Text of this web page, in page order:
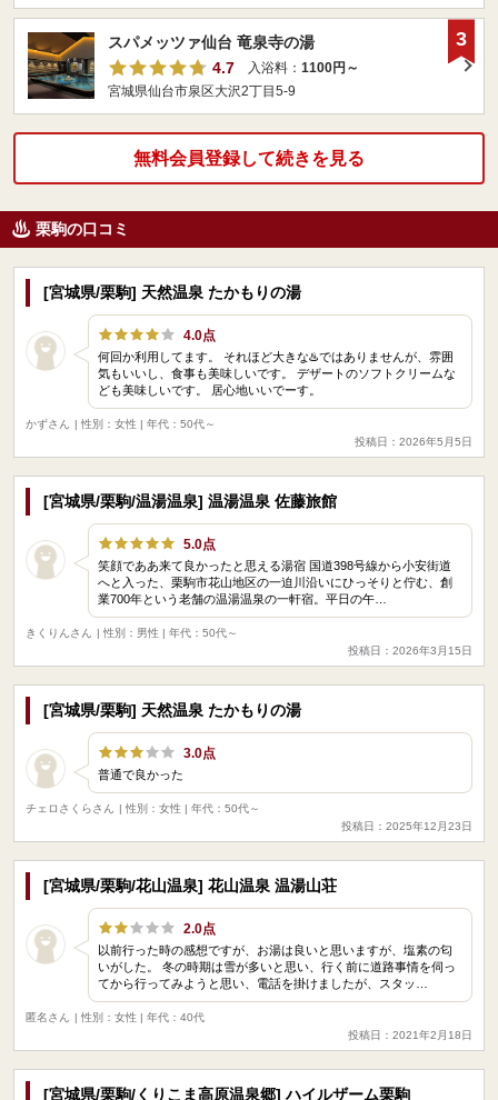
スパメッツァ仙台 竜泉寺の湯
4.7
入浴料： 1100円～
宮城県仙台市泉区大沢2丁目5-9
3
無料会員登録して続きを見る
栗駒の口コミ
[宮城県/栗駒] 天然温泉 たかもりの湯
4.0点
何回か利用してます。 それほど大きな♨️ではありませんが、雰囲
気もいいし、食事も美味しいです。 デザートのソフトクリームな
ども美味しいです。 居心地いいでーす。
かずさん
| 性別：女性 | 年代：50代～
投稿日：2026年5月5日
[宮城県/栗駒/温湯温泉] 温湯温泉 佐藤旅館
5.0点
笑顔でああ来て良かったと思える湯宿 国道398号線から小安街道
へと入った、栗駒市花山地区の一迫川沿いにひっそりと佇む、創
業700年という老舗の温湯温泉の一軒宿。平日の午…
きくりんさん
| 性別：男性 | 年代：50代～
投稿日：2026年3月15日
[宮城県/栗駒] 天然温泉 たかもりの湯
3.0点
普通で良かった
チェロさくらさん
| 性別：女性 | 年代：50代～
投稿日：2025年12月23日
[宮城県/栗駒/花山温泉] 花山温泉 温湯山荘
2.0点
以前行った時の感想ですが、お湯は良いと思いますが、塩素の匂
いがした。 冬の時期は雪が多いと思い、行く前に道路事情を伺っ
てから行ってみようと思い、電話を掛けましたが、スタッ…
匿名さん
| 性別：女性 | 年代：40代
投稿日：2021年2月18日
[宮城県/栗駒/くりこま高原温泉郷] ハイルザーム栗駒